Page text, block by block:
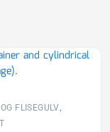
FLISEGULV,